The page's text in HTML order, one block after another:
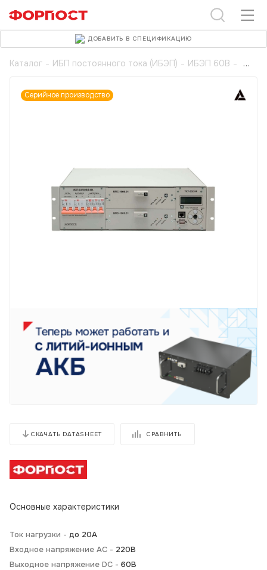
Каталог - ИБП постоянного тока (ИБЭП) - ИБЭП 60В -
Серийное производство
СКАЧАТЬ DATASHEET СРАВНИТЬ
Основные характеристики
Ток нагрузки - до 20А
Входное напряжение AC - 220В
Выходное напряжение DC - 60В
ДОБАВИТЬ В СПЕЦИФИКАЦИЮ